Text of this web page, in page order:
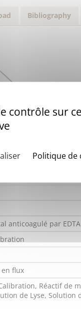
Bibliography
anticoagulé par
flux
Réactif de
de Lyse, Solution
contrôle sur
Politique de